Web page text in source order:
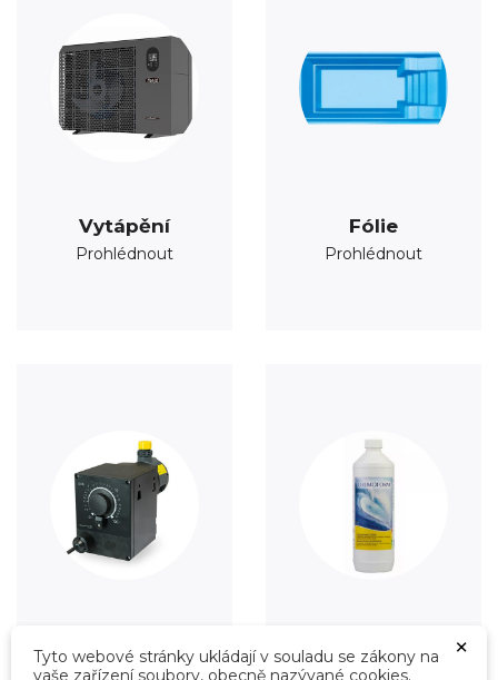
Vytápění
Prohlédnout
Fólie
Prohlédnout
Prohlédnout Prohlédnout
×
Tyto webové stránky ukládají v souladu se zákony na
vaše zařízení soubory, obecně nazývané cookies.